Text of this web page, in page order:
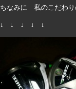
ちなみに 私のこだわり
↓ ↓ ↓ ↓ ↓